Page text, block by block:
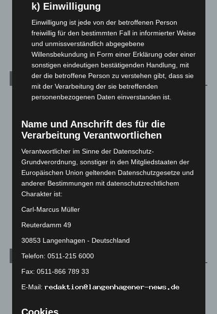
5. August 2026
Anklage nach Abschaltung von „Archetyp Market“ erhoben
Kategorien
Blaulicht
Hannover und Region
Langenhagen und Ortsteile
Leserbriefe
Menschen
Über uns
Archiv
August 2026(12)
Juli 2026 (73)
Juni 2026 (139)
k) Einwilligung
Einwilligung ist jede von der betroffenen Person
freiwillig für den bestimmten Fall in informierter Weise
und unmissverständlich abgegebene
Willensbekundung in Form einer Erklärung oder einer
sonstigen eindeutigen bestätigenden Handlung, mit
der die betroffene Person zu verstehen gibt, dass sie
mit der Verarbeitung der sie betreffenden
personenbezogenen Daten einverstanden ist.
Name und Anschrift des für die
Verarbeitung Verantwortlichen
Verantwortlicher im Sinne der Datenschutz-
Grundverordnung, sonstiger in den Mitgliedstaaten der
Europäischen Union geltenden Datenschutzgesetze und
anderer Bestimmungen mit datenschutzrechtlichem
Charakter ist:
Carl-Marcus Müller
Reuterdamm 49
30853 Langenhagen - Deutschland
Telefon: 0511-215 6000
Fax: 0511-866 789 33
E-Mail: